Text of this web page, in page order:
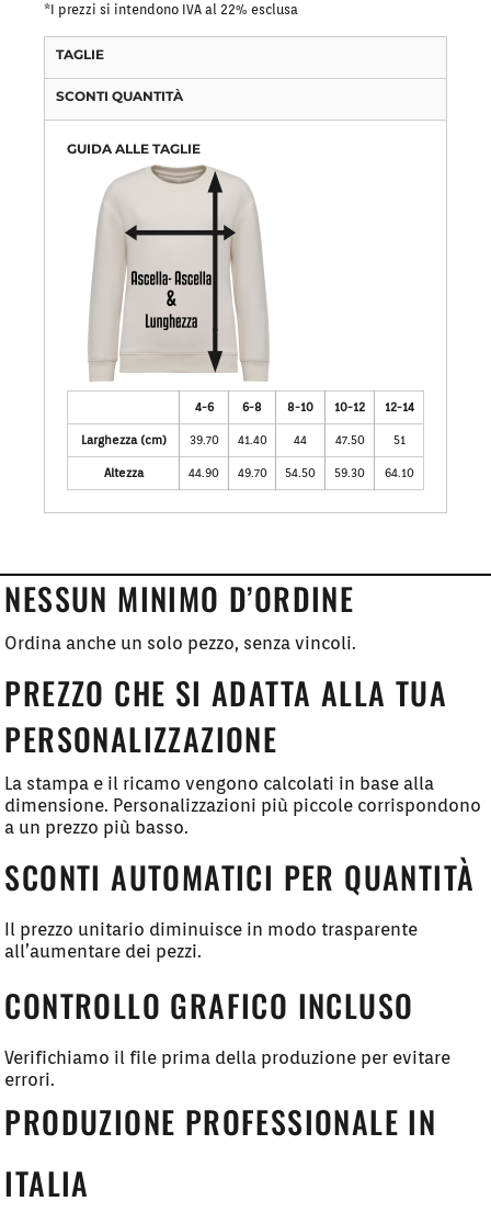
*I prezzi si intendono IVA al 22% esclusa
TAGLIE
SCONTI QUANTITÀ
GUIDA ALLE TAGLIE
4-6 6-8 8-10 10-12 12-14
Larghezza (cm) 39.70 41.40 44 47.50 51
Altezza 44.90 49.70 54.50 59.30 64.10
NESSUN MINIMO D’ORDINE
Ordina anche un solo pezzo, senza vincoli.
PREZZO CHE SI ADATTA ALLA TUA
PERSONALIZZAZIONE
La stampa e il ricamo vengono calcolati in base alla
dimensione. Personalizzazioni più piccole corrispondono
a un prezzo più basso.
SCONTI AUTOMATICI PER QUANTITÀ
Il prezzo unitario diminuisce in modo trasparente
all’aumentare dei pezzi.
CONTROLLO GRAFICO INCLUSO
Verifichiamo il file prima della produzione per evitare
errori.
PRODUZIONE PROFESSIONALE IN
ITALIA